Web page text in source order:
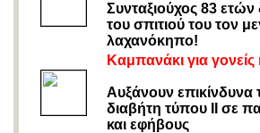
Συνταξιούχος 83
του σπιτιού του τον
λαχανόκηπο!
Καμπανάκι για γονείς
Αυξάνουν
διαβήτη τύπου ΙΙ σε
και εφήβους